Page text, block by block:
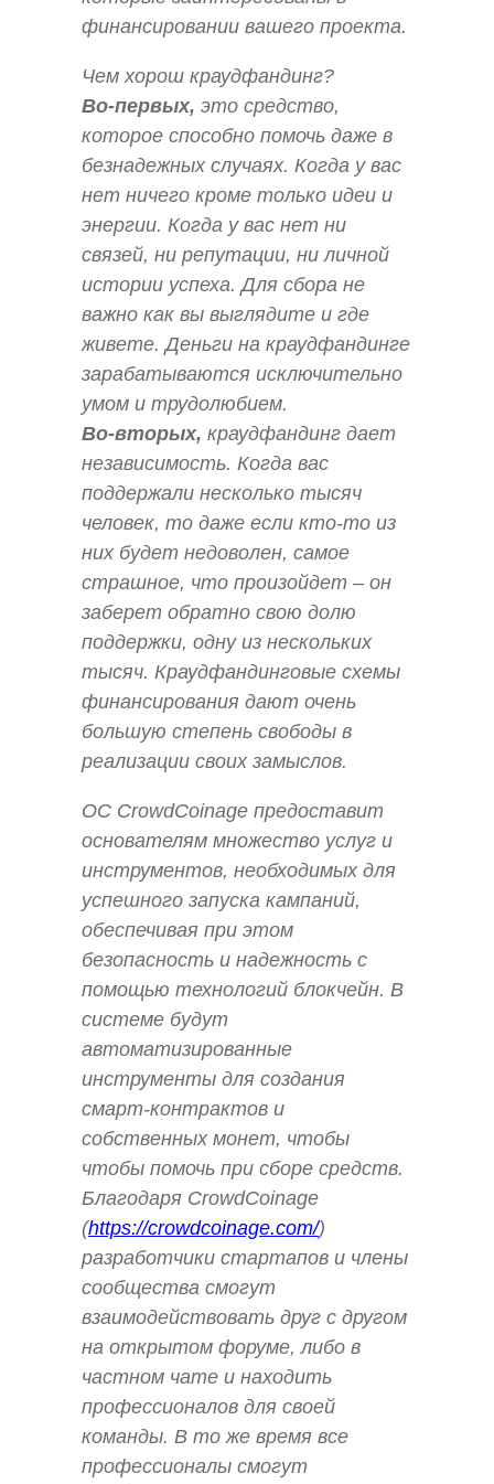
финансировании вашего проекта.
Чем хорош краудфандинг?
Во-первых, это средство,
которое способно помочь даже в
безнадежных случаях. Когда у вас
нет ничего кроме только идеи и
энергии. Когда у вас нет ни
связей, ни репутации, ни личной
истории успеха. Для сбора не
важно как вы выглядите и где
живете. Деньги на краудфандинге
зарабатываются исключительно
умом и трудолюбием.
Во-вторых, краудфандинг дает
независимость. Когда вас
поддержали несколько тысяч
человек, то даже если кто-то из
них будет недоволен, самое
страшное, что произойдет – он
заберет обратно свою долю
поддержки, одну из нескольких
тысяч. Краудфандинговые схемы
финансирования дают очень
большую степень свободы в
реализации своих замыслов.
ОС CrowdCoinage предоставит
основателям множество услуг и
инструментов, необходимых для
успешного запуска кампаний,
обеспечивая при этом
безопасность и надежность с
помощью технологий блокчейн. В
системе будут
автоматизированные
инструменты для создания
смарт-контрактов и
собственных монет, чтобы
чтобы помочь при сборе средств.
Благодаря CrowdCoinage
(https://crowdcoinage.com/)
разработчики стартапов и члены
сообщества смогут
взаимодействовать друг с другом
на открытом форуме, либо в
частном чате и находить
профессионалов для своей
команды. В то же время все
профессионалы смогут